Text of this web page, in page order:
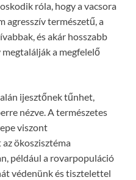
róla, hogy a vacsora
agresszív természetű, a
és akár hosszabb
a megfelelő
ijesztőnek tűnhet,
nézve. A természetes
viszont
ökoszisztéma
például a rovarpopuláció
védenünk és tisztelettel